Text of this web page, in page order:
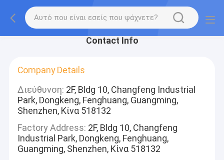
Contact Info
Company Details
Διεύθυνση: 2F, Bldg 10, Changfeng Industrial
Park, Dongkeng, Fenghuang, Guangming,
Shenzhen, Κίνα 518132
Factory Address: 2F, Bldg 10, Changfeng
Industrial Park, Dongkeng, Fenghuang,
Guangming, Shenzhen, Κίνα 518132